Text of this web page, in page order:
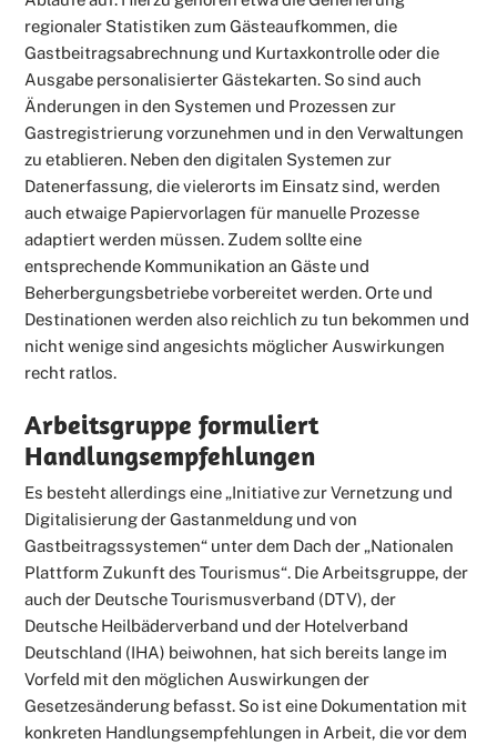
regionaler Statistiken zum Gästeaufkommen, die
Gastbeitragsabrechnung und Kurtaxkontrolle oder die
Ausgabe personalisierter Gästekarten. So sind auch
Änderungen in den Systemen und Prozessen zur
Gastregistrierung vorzunehmen und in den Verwaltungen
zu etablieren. Neben den digitalen Systemen zur
Datenerfassung, die vielerorts im Einsatz sind, werden
auch etwaige Papiervorlagen für manuelle Prozesse
adaptiert werden müssen. Zudem sollte eine
entsprechende Kommunikation an Gäste und
Beherbergungsbetriebe vorbereitet werden. Orte und
Destinationen werden also reichlich zu tun bekommen und
nicht wenige sind angesichts möglicher Auswirkungen
recht ratlos.
Arbeitsgruppe formuliert
Handlungsempfehlungen
Es besteht allerdings eine „Initiative zur Vernetzung und
Digitalisierung der Gastanmeldung und von
Gastbeitragssystemen“ unter dem Dach der „Nationalen
Plattform Zukunft des Tourismus“. Die Arbeitsgruppe, der
auch der Deutsche Tourismusverband (DTV), der
Deutsche Heilbäderverband und der Hotelverband
Deutschland (IHA) beiwohnen, hat sich bereits lange im
Vorfeld mit den möglichen Auswirkungen der
Gesetzesänderung befasst. So ist eine Dokumentation mit
konkreten Handlungsempfehlungen in Arbeit, die vor dem